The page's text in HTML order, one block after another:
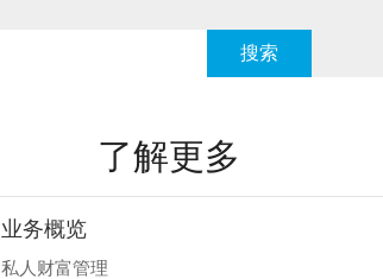
了解更多
业务概览
私人财富管理